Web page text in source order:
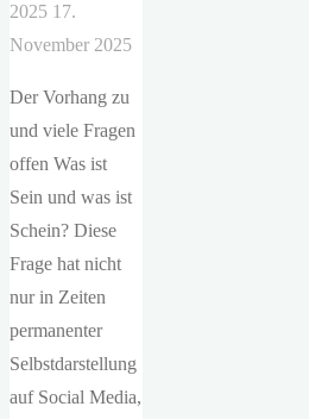
2025 17.
November 2025
Der Vorhang zu
und viele Fragen
offen Was ist
Sein und was ist
Schein? Diese
Frage hat nicht
nur in Zeiten
permanenter
Selbstdarstellung
auf Social Media,